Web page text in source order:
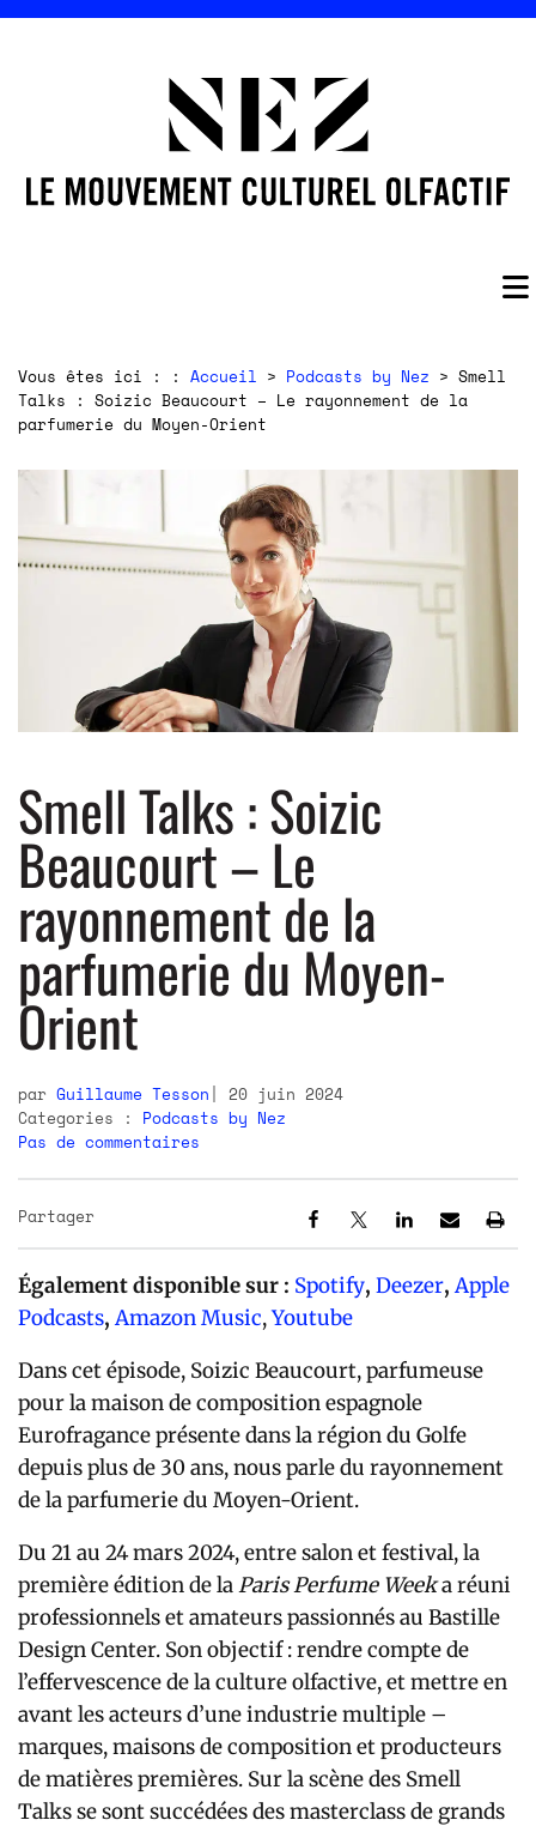
Vous êtes ici : : Accueil > Podcasts by Nez > Smell
Talks : Soizic Beaucourt – Le rayonnement de la
parfumerie du Moyen-Orient
Smell Talks : Soizic
Beaucourt – Le
rayonnement de la
parfumerie du Moyen-
Orient
par Guillaume Tesson
20 juin 2024
Categories : Podcasts by Nez
Pas de commentaires
Partager
Également disponible sur : Spotify, Deezer, Apple
Podcasts, Amazon Music,Youtube
Dans cet épisode, Soizic Beaucourt, parfumeuse
pour la maison de composition espagnole
Eurofragance présente dans la région du Golfe
depuis plus de 30 ans, nous parle du rayonnement
de la parfumerie du Moyen-Orient.
Du 21 au 24 mars 2024, entre salon et festival, la
première édition de laParis Perfume Weeka réuni
professionnels et amateurs passionnés au Bastille
Design Center. Son objectif : rendre compte de
l’effervescence de la culture olfactive, et mettre en
avant les acteurs d’une industrie multiple –
marques, maisons de composition et producteurs
de matières premières. Sur la scène des Smell
Talks se sont succédées des masterclass de grands